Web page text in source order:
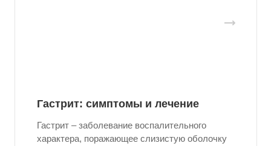
Гастрит: симптомы и лечение
Гастрит – заболевание воспалительного
характера, поражающее слизистую оболочку